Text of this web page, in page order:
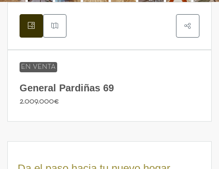
EN VENTA
General Pardiñas 69
2.009.000€